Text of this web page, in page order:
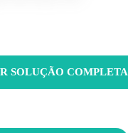
MOSTRAR SOLUÇÃO COMPLETA